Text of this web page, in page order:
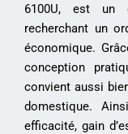
6100U, est un
recherchant un
économique.
conception
convient aussi
domestique.
efficacité, gain